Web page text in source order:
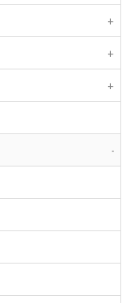
+
+
+
-